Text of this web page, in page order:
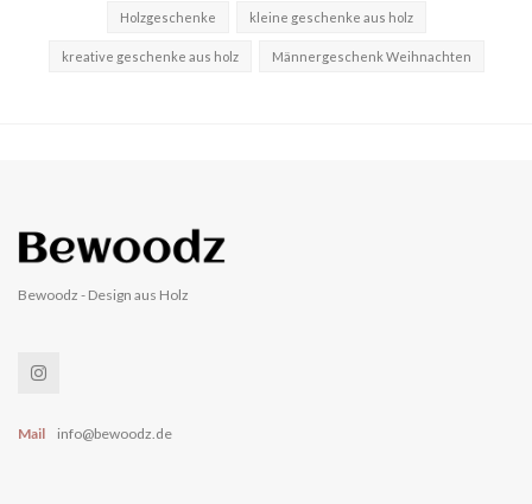
Holzgeschenke kleine geschenke aus holz
kreative geschenke aus holz Männergeschenk Weihnachten
Bewoodz - Design aus Holz
Mail info@bewoodz.de